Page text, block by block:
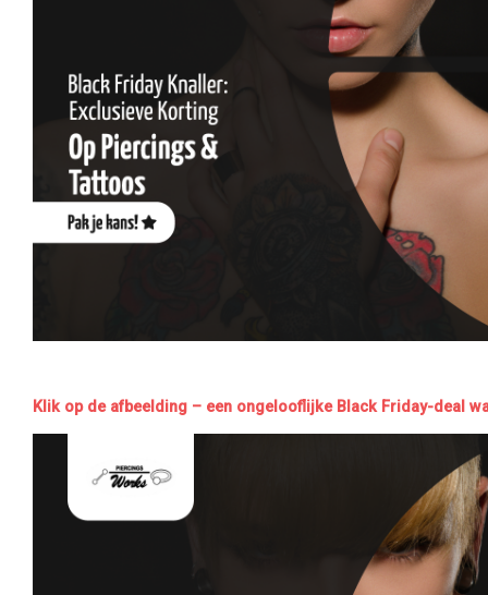
Klik op de afbeelding – een ongelooflijke Black Friday-deal